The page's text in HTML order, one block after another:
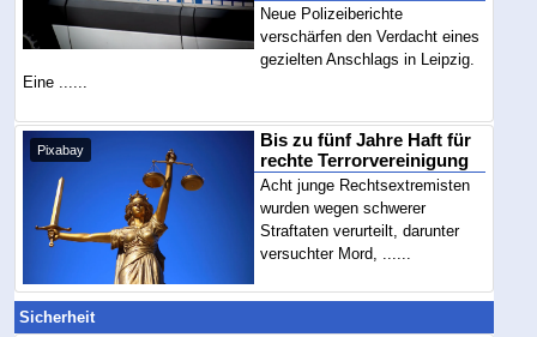
Neue Polizeiberichte
verschärfen den Verdacht eines
gezielten Anschlags in Leipzig.
Eine ......
Pixabay
Bis zu fünf Jahre Haft für
rechte Terrorvereinigung
Acht junge Rechtsextremisten
wurden wegen schwerer
Straftaten verurteilt, darunter
versuchter Mord, ......
Sicherheit